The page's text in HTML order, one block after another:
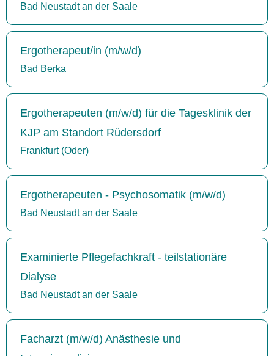
Bad Neustadt an der Saale
Ergotherapeut/in (m/w/d)
Bad Berka
Ergotherapeuten (m/w/d) für die Tagesklinik der
KJP am Standort Rüdersdorf
Frankfurt (Oder)
Ergotherapeuten - Psychosomatik (m/w/d)
Bad Neustadt an der Saale
Examinierte Pflegefachkraft - teilstationäre
Dialyse
Bad Neustadt an der Saale
Facharzt (m/w/d) Anästhesie und